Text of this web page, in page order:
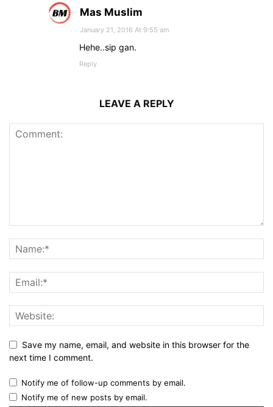
Mas Muslim
January 21, 2016 At 9:55 am
Hehe..sip gan.
Reply
LEAVE A REPLY
Save my name, email, and website in this browser for the
next time I comment.
Notify me of follow-up comments by email.
Notify me of new posts by email.